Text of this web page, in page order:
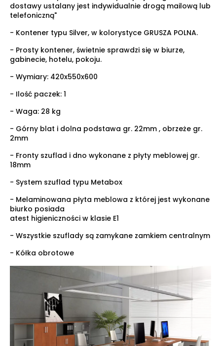
dostawy ustalany jest indywidualnie drogą mailową lub
telefoniczną"
- Kontener typu Silver, w kolorystyce GRUSZA POLNA.
- Prosty kontener, świetnie sprawdzi się w biurze,
gabinecie, hotelu, pokoju.
- Wymiary: 420x550x600
- Ilość paczek: 1
- Waga: 28 kg
- Górny blat i dolna podstawa gr. 22mm , obrzeże gr.
2mm
- Fronty szuflad i dno wykonane z płyty meblowej gr.
18mm
- System szuflad typu Metabox
- Melaminowana płyta meblowa z której jest wykonane
biurko posiada
atest higieniczności w klasie E1
- Wszystkie szuflady są zamykane zamkiem centralnym
- Kółka obrotowe